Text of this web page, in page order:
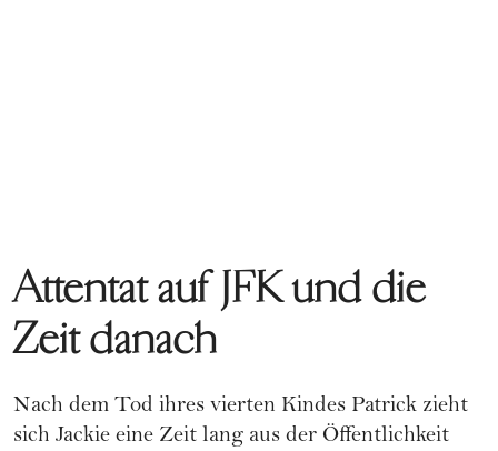
Attentat auf JFK und die
Zeit danach
Nach dem Tod ihres vierten Kindes Patrick zieht
sich Jackie eine Zeit lang aus der Öffentlichkeit